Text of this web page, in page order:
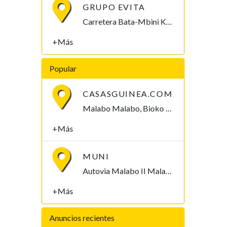
GRUPO EVITA
+Más
Popular
CASASGUINEA.COM
Malabo Malabo, Bioko Norte , Guinea Ecuatorial
+Más
MUNI
Autovia Malabo II Malabo, Bioko Norte , Guinea Ecuatorial
+Más
Anuncios recientes